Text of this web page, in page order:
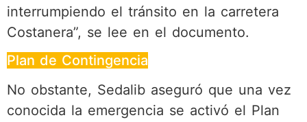
interrumpiendo el tránsito en la carretera
Costanera”, se lee en el documento.
Plan de Contingencia
No obstante, Sedalib aseguró que una vez
conocida la emergencia se activó el Plan